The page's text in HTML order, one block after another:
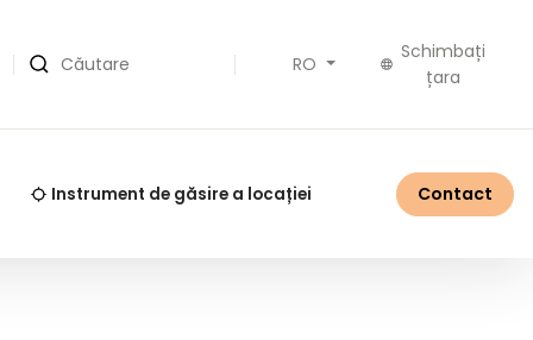
Căutare RO
Schimbați
țara
Instrument de găsire a locației Contact